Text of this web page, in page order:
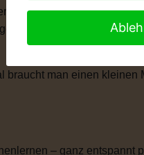
Eure
Anekdoten,
man einen
– ganz